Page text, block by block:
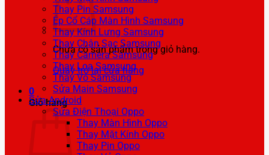
Chưa có sản phẩm trong giỏ hàng.
Quay trở lại cửa hàng
0
Giỏ hàng
Thay Pin Samsung
Ép Cổ Cáp Màn Hình Samsung
Thay Kính Lưng Samsung
Thay Chân Sạc Samsung
Thay Camera Samsung
Thay Loa Samsung
Thay Vỏ Samsung
Sửa Main Samsung
Sửa Android
Sửa Điện Thoại Oppo
Thay Màn Hình Oppo
Thay Mặt Kính Oppo
Thay Pin Oppo